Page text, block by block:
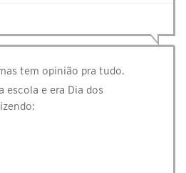
tem opinião pra tudo.
escola e era Dia dos